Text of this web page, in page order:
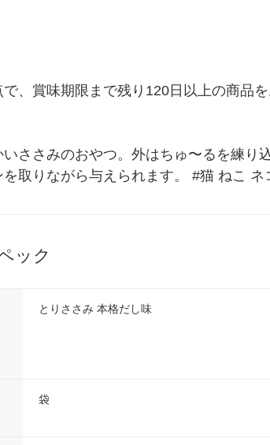
、賞味期限まで残り120日以上の商品を
ささみのおやつ。外はちゅ〜るを練り
を取りながら与えられます。 #猫 ねこ
ック
とりささみ 本格だし味
袋